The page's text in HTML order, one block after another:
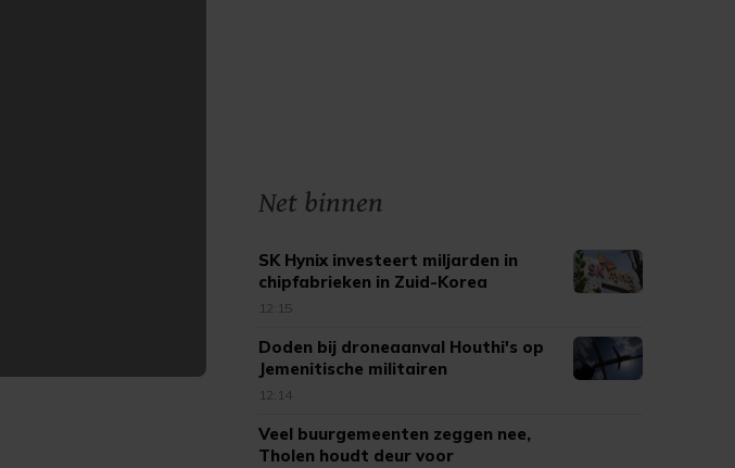
Net binnen
SK Hynix investeert miljarden in
chipfabrieken in Zuid-Korea
12:15
Doden bij droneaanval Houthi's op
Jemenitische militairen
12:14
Veel buurgemeenten zeggen nee,
Tholen houdt deur voor